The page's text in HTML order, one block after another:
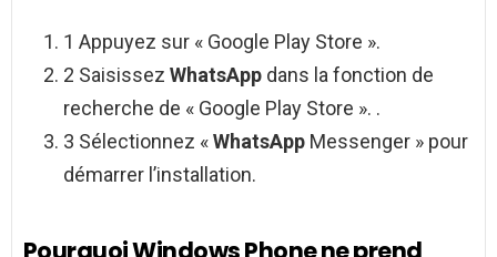
1 Appuyez sur « Google Play Store ».
2 Saisissez WhatsApp dans la fonction de
recherche de « Google Play Store ». .
3 Sélectionnez «WhatsApp Messenger » pour
démarrer l’installation.